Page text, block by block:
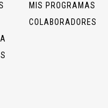
MIS PROGRAMAS
COLABORADORES